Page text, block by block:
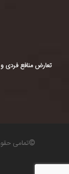
تعارض منافع فردی
©تمامی